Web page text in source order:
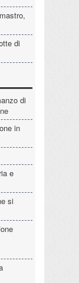
di
di
in
e
si